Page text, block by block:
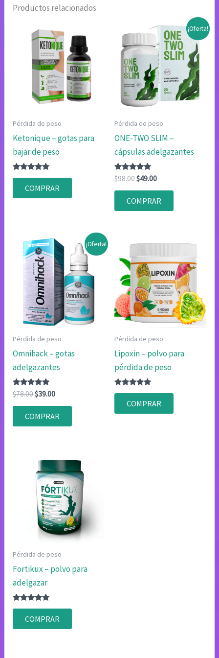
Productos relacionados
Pérdida de peso
Ketonique – gotas para
bajar de peso
Valorado
4.75
de 5
COMPRAR
¡Oferta!
Pérdida de peso
ONE-TWO SLIM –
cápsulas adelgazantes
Valorado
con
4.80
$98.00El
original
era:
$49.00El
actual
es:
COMPRAR
¡Oferta!
Pérdida de peso
Omnihack – gotas
adelgazantes
Valorado
con
4.80
de 5
$78.00El
original
era:
$39.00El
actual
es:
COMPRAR
Pérdida de peso
Lipoxin – polvo para
pérdida de peso
Valorado
4.80
de 5
COMPRAR
Pérdida de peso
Fortikux – polvo para
adelgazar
Valorado
4.83
de 5
COMPRAR